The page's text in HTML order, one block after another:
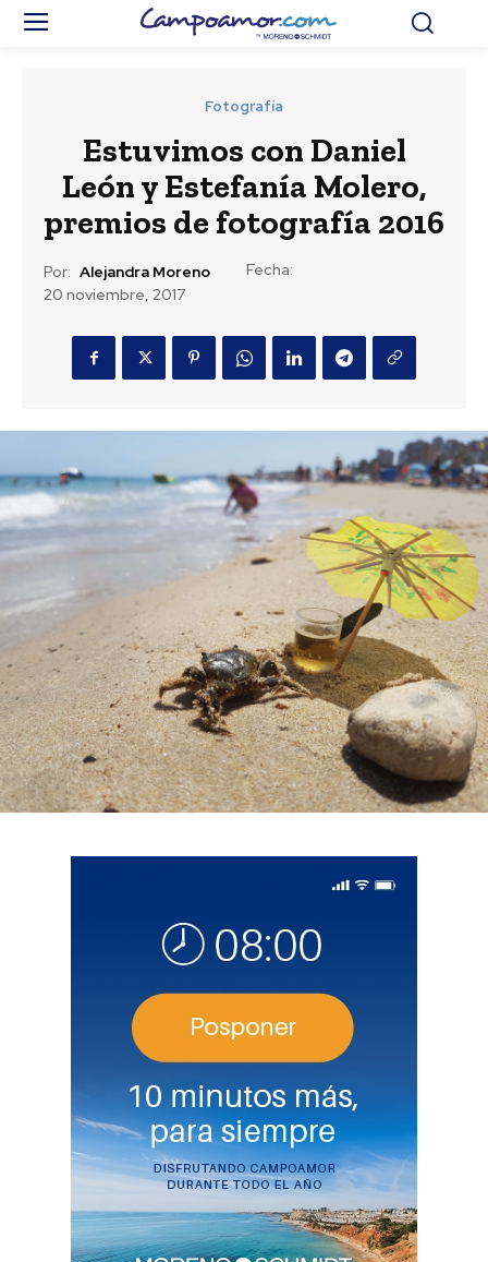
Fotografía
Estuvimos con Daniel
León y Estefanía Molero,
premios de fotografía 2016
Por: Alejandra Moreno
Fecha:
20 noviembre, 2017